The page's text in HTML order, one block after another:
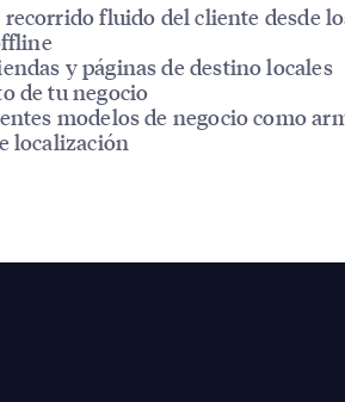
fluido del cliente desde
y páginas de destino locales
de tu negocio
modelos de negocio como
localización